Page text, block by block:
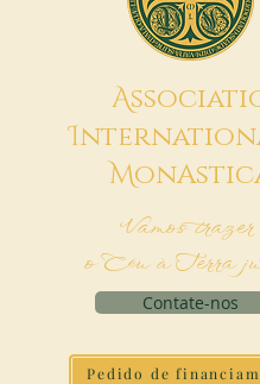
A
I
M
Vamos trazer
o Céu à Terra
Contate-nos
Pedido de